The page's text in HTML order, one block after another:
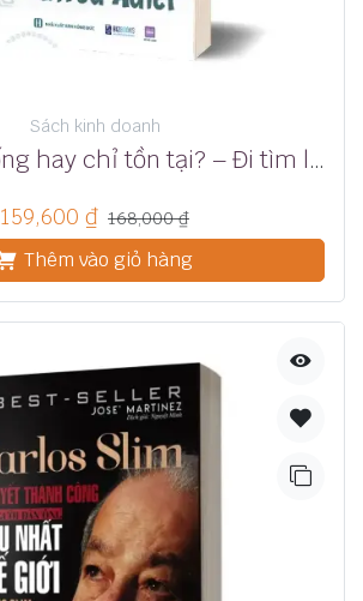
Sách kinh doanh
Bạn đang sống hay chỉ tồn tại? – Đi tìm lẽ sống theo triết lý của Alfred Adler
159,600 ₫ 168,000₫
Thêm vào giỏ hàng